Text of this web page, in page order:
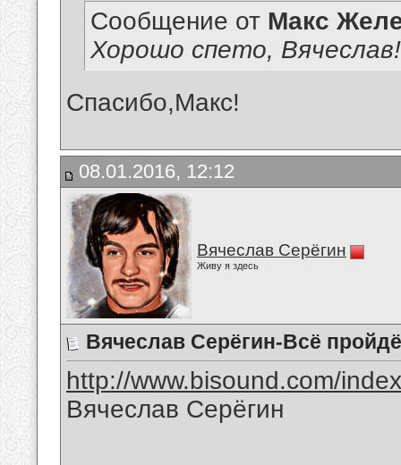
Сообщение от Макс
Хорошо спето, Вячеслав!
Спасибо,Макс!
08.01.2016, 12:12
Вячеслав Серёгин
Живу я здесь
Вячеслав Серёгин-Всё
http://www.bisound.com/
Вячеслав Серёгин